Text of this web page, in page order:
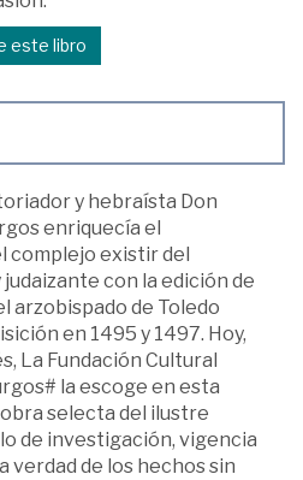
este libro
y hebraísta Don
enriquecía el
complejo existir del
con la edición de
arzobispado de Toledo
en 1495 y 1497. Hoy,
La Fundación Cultural
la escoge en esta
selecta del ilustre
de investigación, vigencia
verdad de los hechos sin